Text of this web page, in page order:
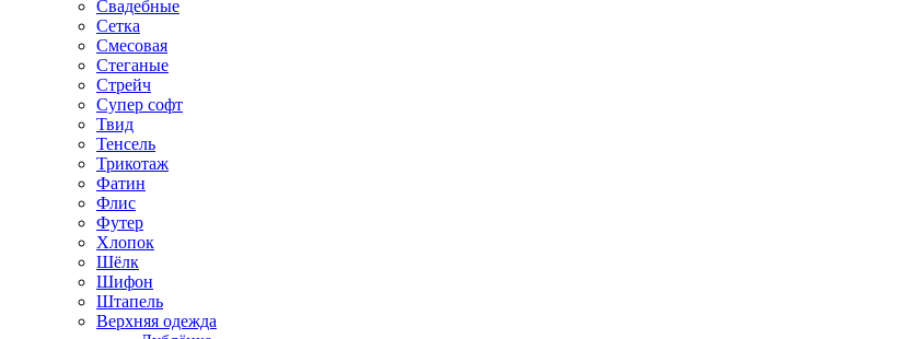
Свадебные
Сетка
Смесовая
Стеганые
Стрейч
Супер софт
Твид
Тенсель
Трикотаж
Фатин
Флис
Футер
Хлопок
Шёлк
Шифон
Штапель
Верхняя одежда